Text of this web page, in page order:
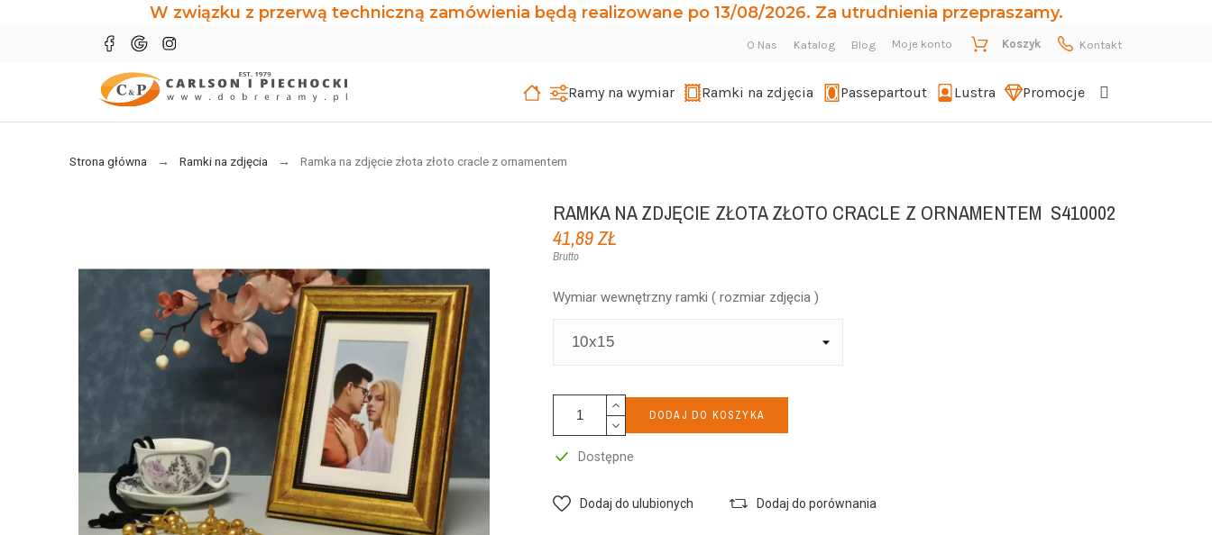
W związku z przerwą techniczną zamówienia będą realizowane po 13/08/2026. Za utrudnienia przepraszamy.
O Nas Katalog Blog Moje konto Koszyk Kontakt
Ramy na wymiar Ramki na zdjęcia Passepartout Lustra Promocje
Strona główna Ramki na zdjęcia Ramka na zdjęcie złota złoto cracle z ornamentem
RAMKA NA ZDJĘCIE ZŁOTA ZŁOTO CRACLE Z ORNAMENTEM S410002
41,89 ZŁ
Brutto
Wymiar wewnętrzny ramki ( rozmiar zdjęcia )
DODAJ DO KOSZYKA
Dostępne
Dodaj do ulubionych Dodaj do porównania